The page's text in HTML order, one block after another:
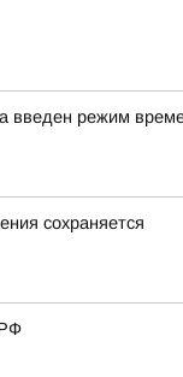
режим
сохраняется